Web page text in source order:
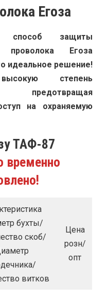
Егоза
способ защиты
проволока Егоза
идеальное решение!
степень
на охраняемую
ТАФ-87
временно
бухты/
скоб/
витков
Цена
розн/
опт